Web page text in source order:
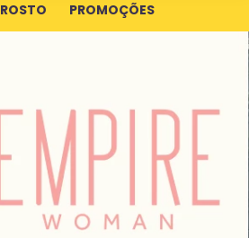
ROSTO PROMOÇÕES